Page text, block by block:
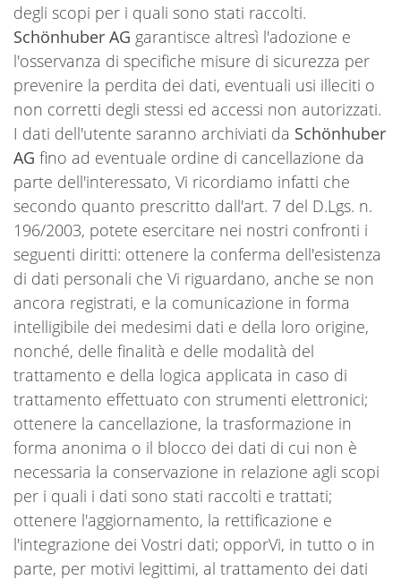
degli scopi per i quali sono stati raccolti.
Schönhuber AG garantisce altresì l'adozione e
l'osservanza di specifiche misure di sicurezza per
prevenire la perdita dei dati, eventuali usi illeciti o
non corretti degli stessi ed accessi non autorizzati.
I dati dell'utente saranno archiviati da Schönhuber
AG fino ad eventuale ordine di cancellazione da
parte dell'interessato, Vi ricordiamo infatti che
secondo quanto prescritto dall'art. 7 del D.Lgs. n.
196/2003, potete esercitare nei nostri confronti i
seguenti diritti: ottenere la conferma dell'esistenza
di dati personali che Vi riguardano, anche se non
ancora registrati, e la comunicazione in forma
intelligibile dei medesimi dati e della loro origine,
nonché, delle finalità e delle modalità del
trattamento e della logica applicata in caso di
trattamento effettuato con strumenti elettronici;
ottenere la cancellazione, la trasformazione in
forma anonima o il blocco dei dati di cui non è
necessaria la conservazione in relazione agli scopi
per i quali i dati sono stati raccolti e trattati;
ottenere l'aggiornamento, la rettificazione e
l'integrazione dei Vostri dati; opporVi, in tutto o in
parte, per motivi legittimi, al trattamento dei dati